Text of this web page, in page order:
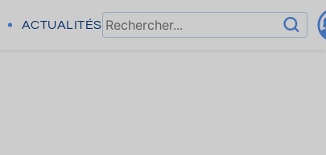
ACTUALITÉS